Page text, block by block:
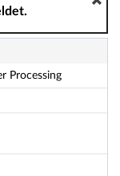
Processing